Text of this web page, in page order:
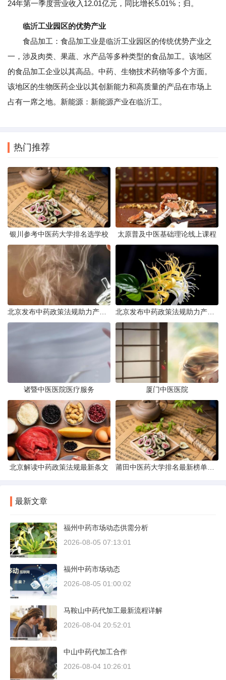
24年第一季度营业收入12.01亿元，同比增长5.01%；归。
临沂工业园区的优势产业
食品加工：食品加工业是临沂工业园区的传统优势产业之
一，涉及肉类、果蔬、水产品等多种类型的食品加工。该地区
的食品加工企业以其高品。中药、生物技术药物等多个方面。
该地区的生物医药企业以其创新能力和高质量的产品在市场上
占有一席之地。新能源：新能源产业在临沂工。
热门推荐
银川参考中医药大学排名选学校 太原普及中医基础理论线上课程
诸暨中医医院医疗服务 厦门中医医院
北京解读中药政策法规最新条文
最新文章
福州中药市场动态供需分析
2026-08-05 07:13:01
福州中药市场动态
2026-08-05 01:00:02
马鞍山中药代加工最新流程详解
2026-08-04 20:52:01
中山中药代加工合作
2026-08-04 10:26:01